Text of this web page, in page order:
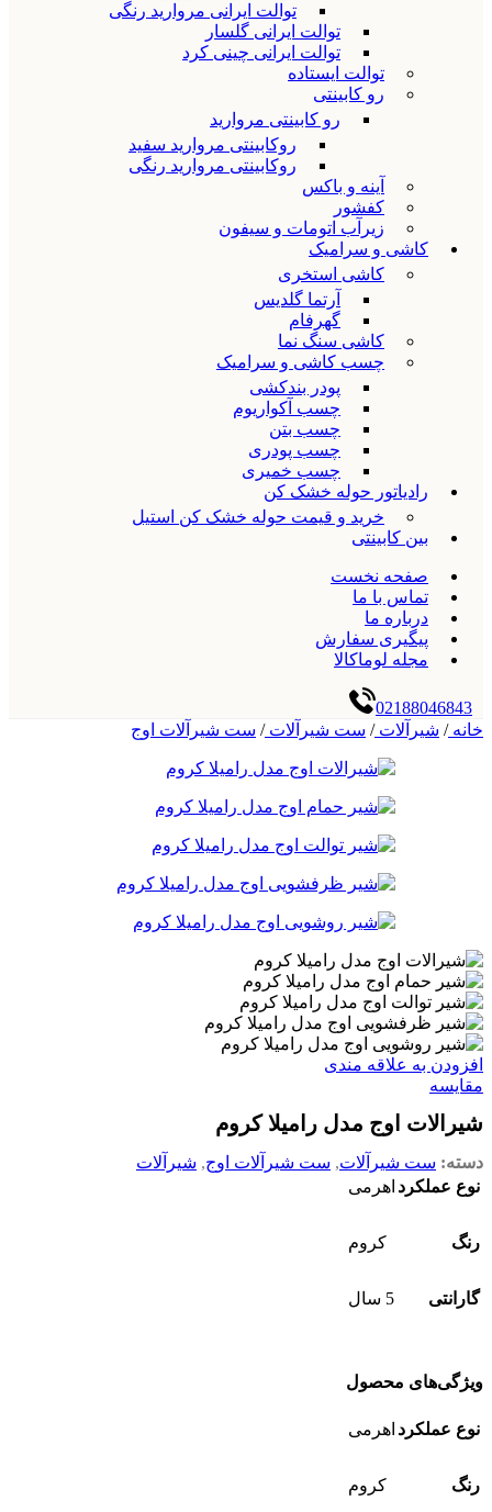
توالت ایرانی مروارید رنگی
توالت ایرانی گلسار
توالت ایرانی چینی کرد
توالت ایستاده
رو کابینتی
رو کابینتی مروارید
روکابینتی مروارید سفید
روکابینتی مروارید رنگی
آینه و باکس
کفشور
زیرآب اتومات و سیفون
کاشی و سرامیک
کاشی استخری
آرتما گلدیس
گهرفام
کاشی سنگ نما
چسب کاشی و سرامیک
پودر بندکشی
چسب آکواریوم
چسب بتن
چسب پودری
چسب خمیری
رادیاتور حوله خشک کن
خرید و قیمت حوله خشک کن استیل
بین کابینتی
صفحه نخست
تماس با ما
درباره ما
پیگیری سفارش
مجله لوماکالا
02188046843
خانه/ شیرآلات/ ست شیرآلات/ ست شیرآلات اوج
افزودن به علاقه مندی
مقایسه
شیرالات اوج مدل رامیلا کروم
دسته: ست شیرآلات, ست شیرآلات اوج, شیرآلات
نوع عملکرد اهرمی
رنگ کروم
گارانتی 5 سال
ویژگی‌های محصول
نوع عملکرد اهرمی
رنگ کروم